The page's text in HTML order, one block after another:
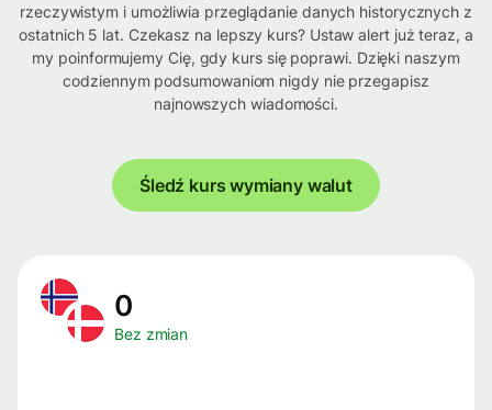
rzeczywistym i umożliwia przeglądanie danych historycznych z
ostatnich 5 lat. Czekasz na lepszy kurs? Ustaw alert już teraz, a
my poinformujemy Cię, gdy kurs się poprawi. Dzięki naszym
codziennym podsumowaniom nigdy nie przegapisz
najnowszych wiadomości.
Śledź kurs wymiany walut
0
Bez zmian